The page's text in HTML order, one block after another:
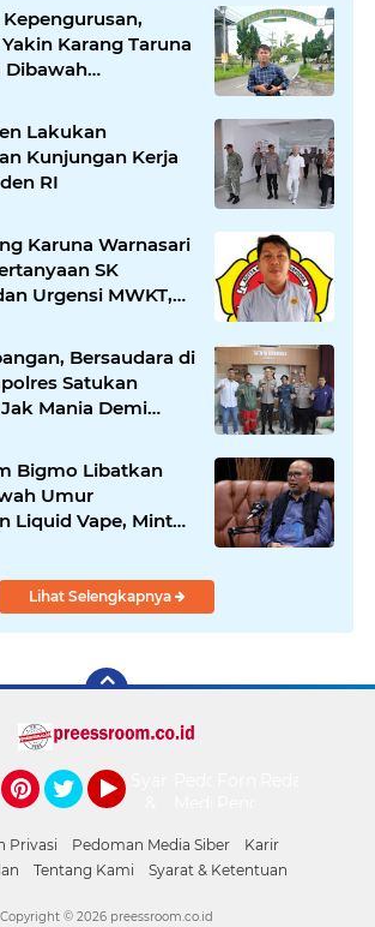
Karang Taruna
Dibawah
Bung Entus
Manfaat
Lakukan
Kunjungan Kerja
RI
Karuna Warnasari
SK
Urgensi MWKT,
Berduka
Bersaudara di
Satukan
Mania Demi
Piala Presiden
Bigmo Libatkan
Umur
Liquid Vape, Minta
Tegas
Lihat Selengkapnya
Privasi Pedoman Media Siber
Karir
Tentang Kami Syarat & Ketentuan
Copyright © 2026 preessroom.co.id